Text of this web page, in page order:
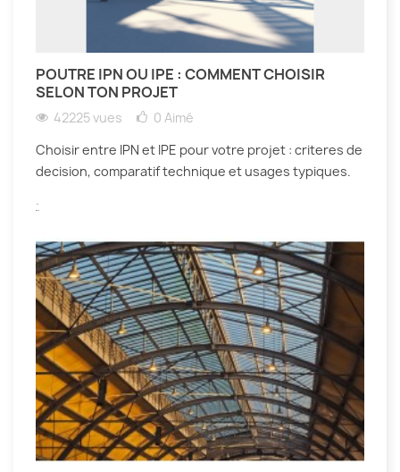
POUTRE IPN OU IPE : COMMENT CHOISIR
SELON TON PROJET
42225 vues 0 Aimé
Choisir entre IPN et IPE pour votre projet : criteres de
decision, comparatif technique et usages typiques.
.